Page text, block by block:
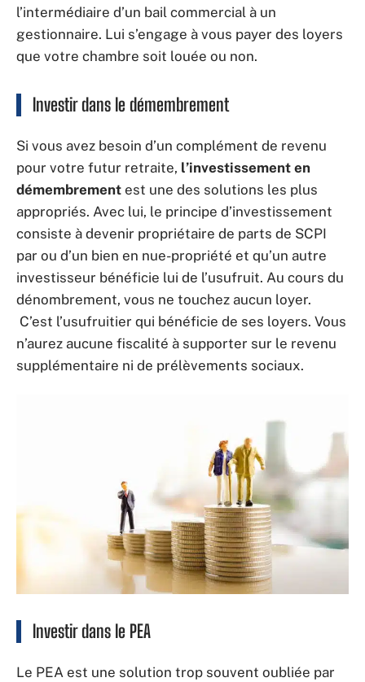
l’intermédiaire d’un bail commercial à un
gestionnaire. Lui s’engage à vous payer des loyers
que votre chambre soit louée ou non.
Investir dans le démembrement
Si vous avez besoin d’un complément de revenu
pour votre futur retraite, l’investissement en
démembrement est une des solutions les plus
appropriés. Avec lui, le principe d’investissement
consiste à devenir propriétaire de parts de SCPI
par ou d’un bien en nue-propriété et qu’un autre
investisseur bénéficie lui de l’usufruit. Au cours du
dénombrement, vous ne touchez aucun loyer.
C’est l’usufruitier qui bénéficie de ses loyers. Vous
n’aurez aucune fiscalité à supporter sur le revenu
supplémentaire ni de prélèvements sociaux.
Investir dans le PEA
Le PEA est une solution trop souvent oubliée par